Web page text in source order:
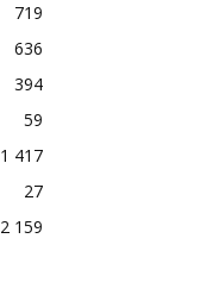
719
636
394
59
1 417
27
2 159